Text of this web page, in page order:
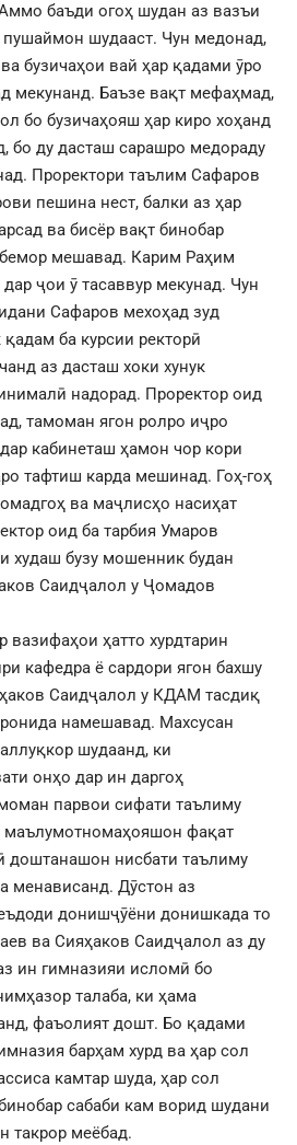
баъди огоҳ шудан аз вазъи
пушаймон шудааст. Чун медонад,
бузичаҳои вай ҳар қадами ӯро
мекунанд. Баъзе вақт мефаҳмад,
бо бузичаҳояш ҳар киро хоҳанд
бо ду дасташ сарашро медораду
Проректори таълим Сафаров
пешина нест, балки аз ҳар
ва бисёр вақт бинобар
мешавад. Карим Раҳим
ҷои ӯ тасаввур мекунад. Чун
Сафаров мехоҳад зуд
ба курсии ректорӣ
аз дасташ хоки хунук
надорад. Проректор оид
тамоман ягон ролро иҷро
кабинеташ ҳамон чор кори
тафтиш карда мешинад. Гоҳ-гоҳ
ва маҷлисҳо насиҳат
оид ба тарбия Умаров
худаш бузу мошенник будан
Саидҷалол у Ҷомадов
вазифаҳои ҳатто хурдтарин
кафедра ё сардори ягон бахшу
Саидҷалол у КДАМ тасдиқ
намешавад. Махсусан
шудаанд, ки
онҳо дар ин даргоҳ
парвои сифати таълиму
маълумотномаҳояшон фақат
доштанашон нисбати таълиму
менависанд. Дӯстон аз
донишҷӯёни донишкада то
ва Сияҳаков Саидҷалол аз ду
ин гимназияи исломӣ бо
талаба, ки ҳама
фаъолият дошт. Бо қадами
барҳам хурд ва ҳар сол
камтар шуда, ҳар сол
сабаби кам ворид шудани
такрор меёбад.